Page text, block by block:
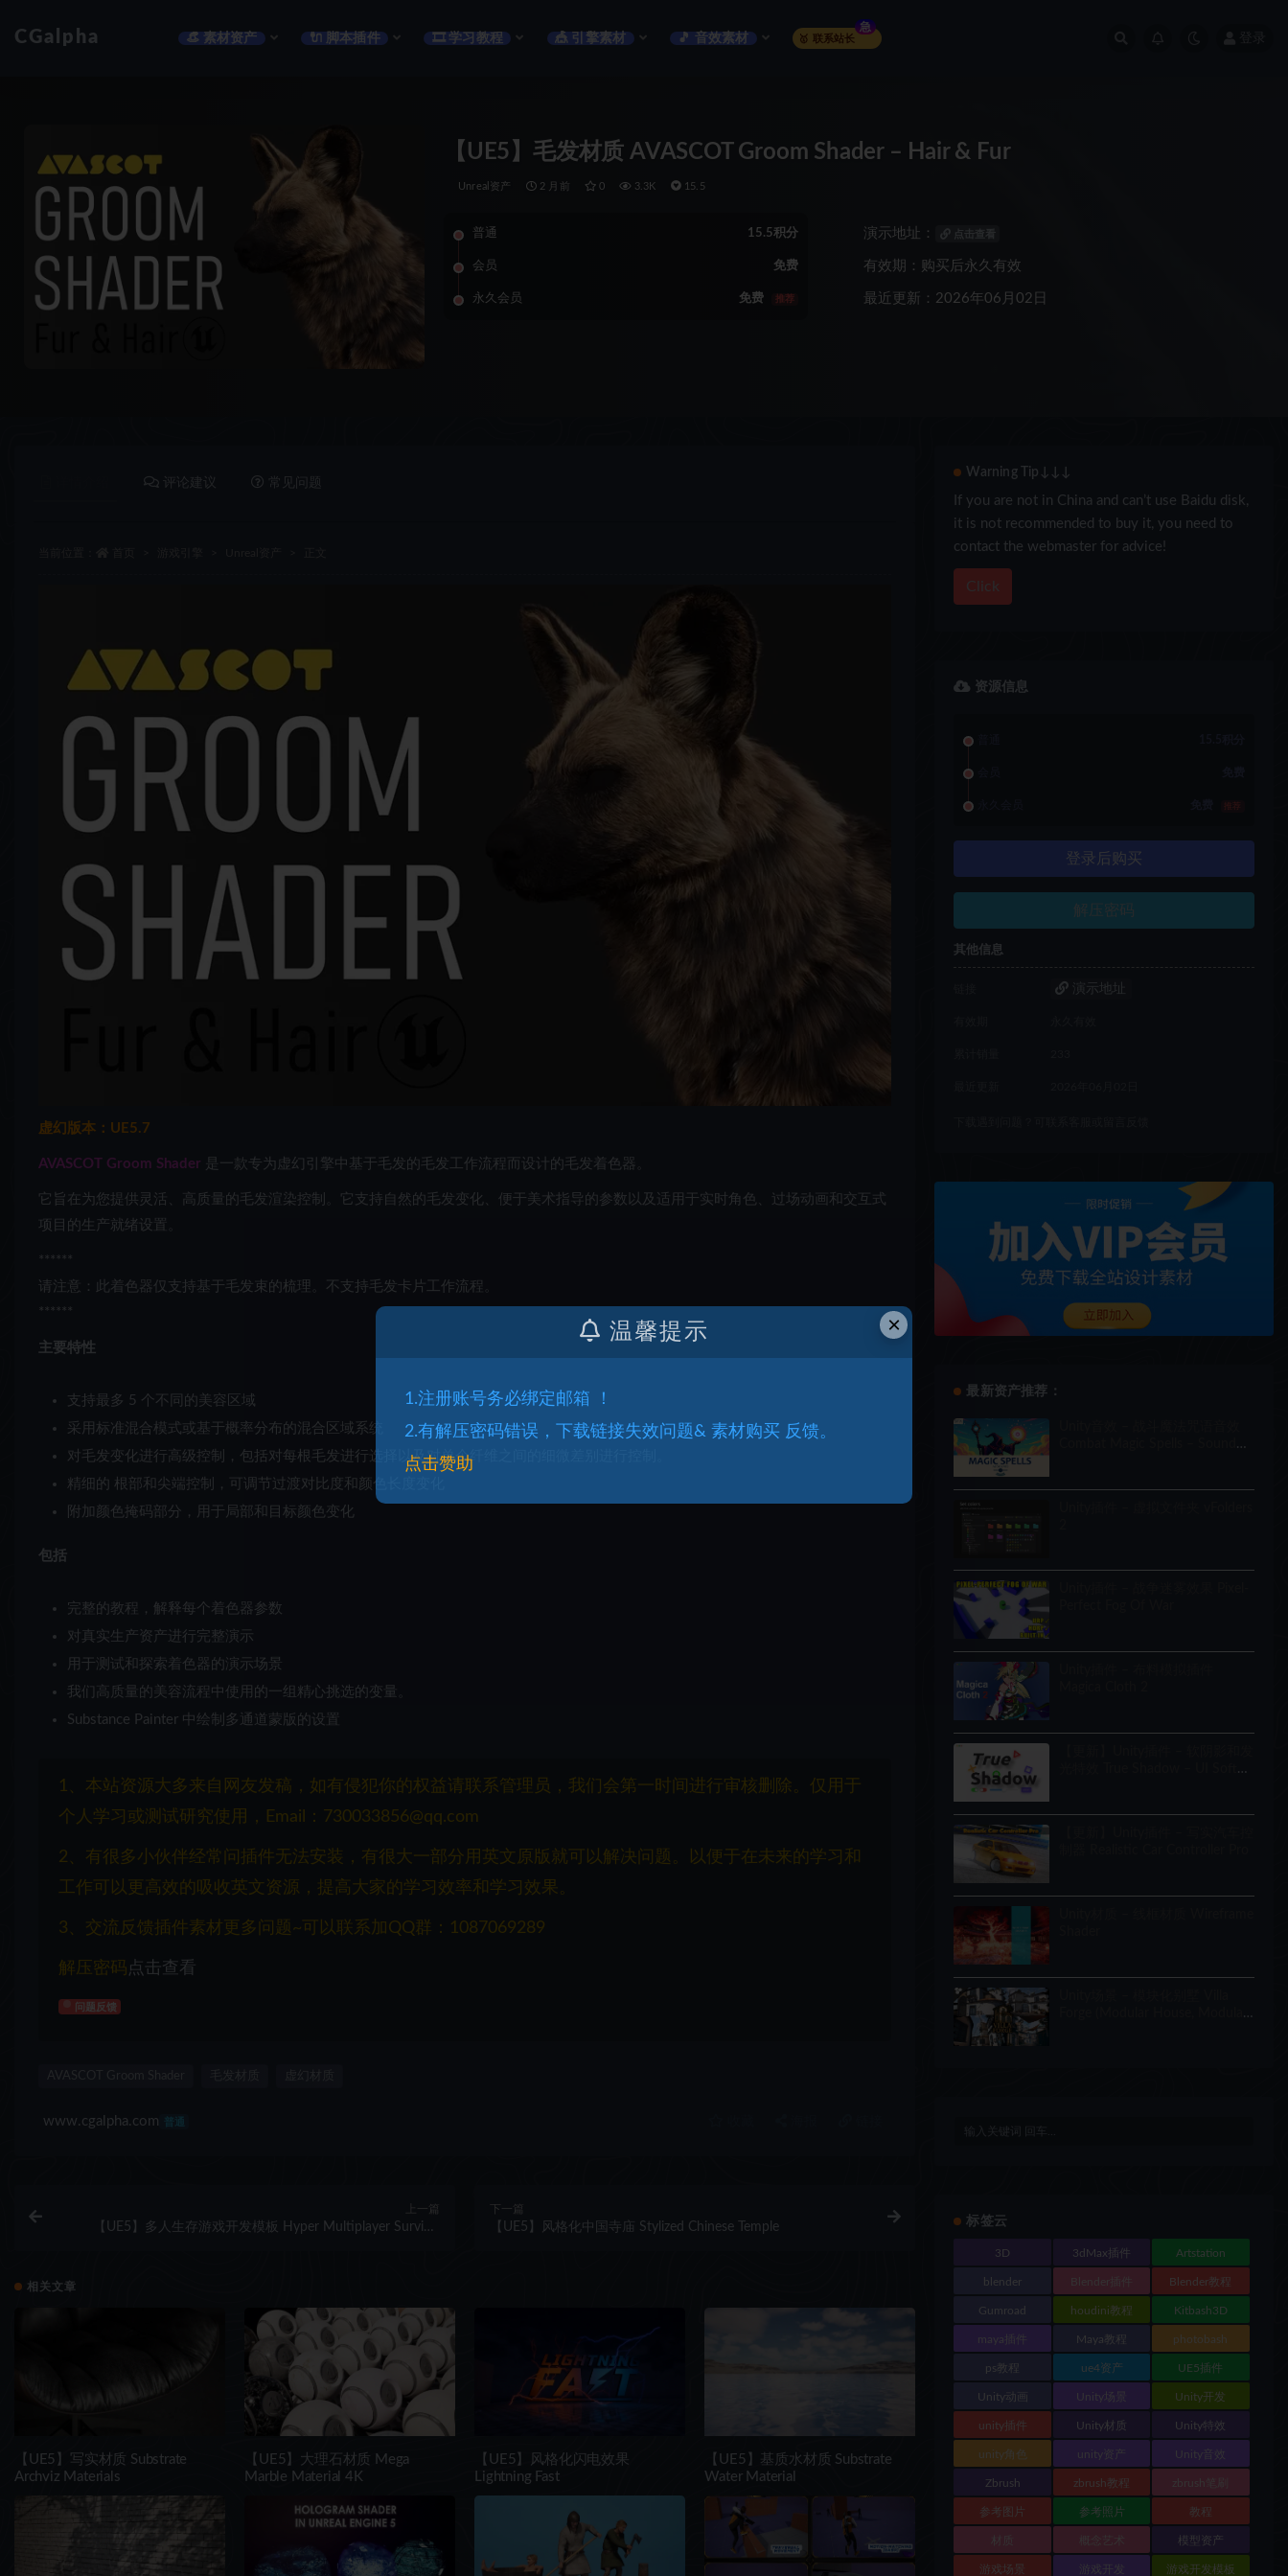
CGalpha 👒 素材资产 🔌 脚本插件 🎞️ 学习教程 🎪 引擎素材 🎵 音效素材 🥇 联系站长
急
【UE5】毛发材质 AVASCOT Groom Shader – Hair & Fur
Unreal资产 2 月前 0 3.3K 15.5
普通 15.5积分
会员 免费
永久会员 免费 推荐
演示地址： 点击查看
有效期：购买后永久有效
最近更新：2026年06月02日
评论建议 常见问题
虚幻版本：UE5.7
AVASCOT Groom Shader 是一款专为虚幻引擎中基于毛发的毛发工作流程而设计的毛发着色器。
它旨在为您提供灵活、高质量的毛发渲染控制。 它支持自然的毛发变化、便于美术指导的参数以及适用于实时角色、过场 动画和交互式
项目的生产就绪设置。
******
请注意：此着色器仅支持基于毛发束的梳理。不支持毛发卡片工作流程。
******
主要特性
支持最多 5 个不同的美容区域
采用标准混合模式或基于概率分布的混合区域系统
对毛发变化进行高级控制，包括对每根毛发进行选择以及对单个纤维之间的细微差别进行控制。
精细的 根部和尖端控制，可调节过渡对比度和颜色长度变化
附加颜色掩码部分，用于局部和目标颜色变化
包括
完整的教程，解释每个着色器参数
对真实生产资产进行完整演示
用于测试和探索着色器的演示场景
我们高质量的美容流程中使用的一组精心挑选的变量。
Substance Painter 中绘制多通道蒙版的设置
1、本站资源大多来自网友发稿，如有侵犯你的权益请联系管理员，我们会第一时间进行审核删除。仅用于
个人学习或测试研究使用，Email：730033856@qq.com
2、有很多小伙伴经常问插件无法安装，有很大一部分用英文原版就可以解决问题。以便于在未来的学习和
工作可以更高效的吸收英文资源，提高大家的学习效率和学习效果。
3、交流反馈插件素材更多问题~可以联系加QQ群：1087069289
解压密码 点击查看
问题反馈
www.cgalpha.com
上一篇
【UE5】多人生存游戏开发模板 Hyper Multiplayer Survival
下一篇
【UE5】风格化中国寺庙 Stylized Chinese Temple
相关文章
【UE5】写实材质 Substrate
Archviz Materials
【UE5】大理石材质 Mega
Marble Material 4K
【UE5】风格化闪电效果
Lightning Fast
【UE5】基质水材质 Substrate
Water Material
Warning Tip↓↓↓
If you are not in China and can’t use Baidu disk,
it is not recommended to buy it, you need to
contact the webmaster for advice!
Click
资源信息
推荐
登录后购买
解压密码
其他信息
演示地址
最新资产推荐：
Forge (Modular House, Modular
标签云
3D 3dMax插件 Artstation
blender Blender插件 Blender教程
Gumroad houdini教程 Kitbash3D
maya插件 Maya教程 photobash
ps教程 ue4资产 UE5插件
Unity动画 Unity场景 Unity开发
unity插件 Unity材质 Unity特效
unity角色 unity资产 Unity音效
Zbrush zbrush教程 zbrush笔刷
参考图片 参考照片 教程
概念艺术 模型资产
游戏场景 游戏开发 游戏开发模板
×
温馨提示
1.注册账号务必绑定邮箱 ！
2.有解压密码错误，下载链接失效问题& 素材购买 反馈。
点击赞助